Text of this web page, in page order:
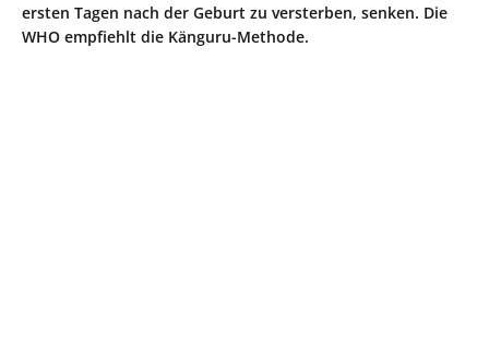
ersten Tagen nach der Geburt zu versterben, senken. Die
WHO empfiehlt die Känguru-Methode.